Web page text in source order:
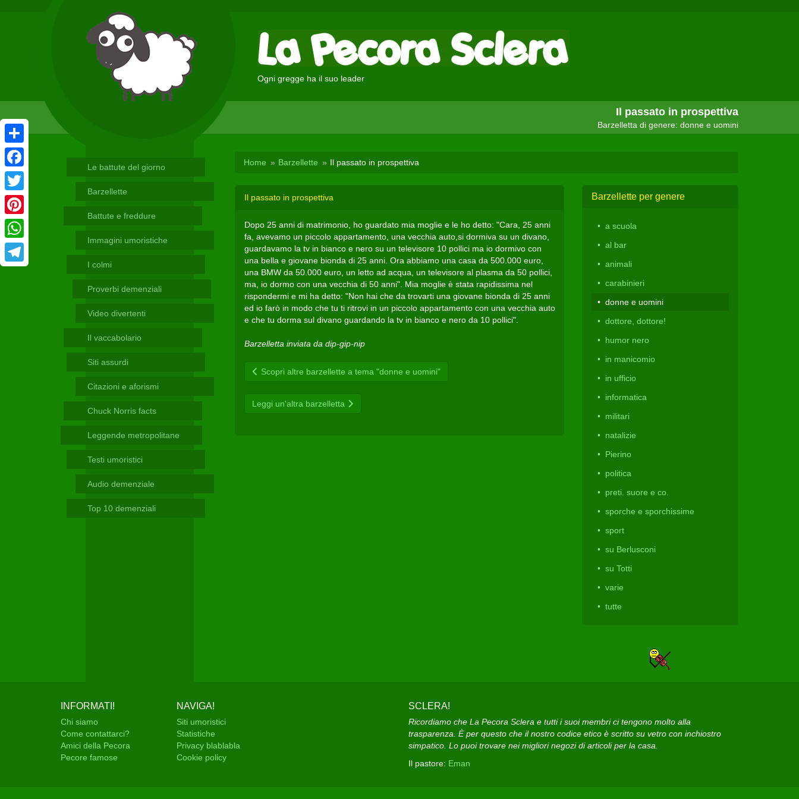
Ogni gregge ha il suo leader
Il passato in prospettiva
Barzelletta di genere: donne e uomini
Le battute del giorno
Barzellette
Battute e freddure
Immagini umoristiche
I colmi
Proverbi demenziali
Video divertenti
Il vaccabolario
Siti assurdi
Citazioni e aforismi
Chuck Norris facts
Leggende metropolitane
Testi umoristici
Audio demenziale
Top 10 demenziali
Home Barzellette Il passato in prospettiva
Il passato in prospettiva
Dopo 25 anni di matrimonio, ho guardato mia moglie e le ho detto: "Cara, 25 anni
fa, avevamo un piccolo appartamento, una vecchia auto,si dormiva su un divano,
guardavamo la tv in bianco e nero su un televisore 10 pollici ma io dormivo con
una bella e giovane bionda di 25 anni. Ora abbiamo una casa da 500.000 euro,
una BMW da 50.000 euro, un letto ad acqua, un televisore al plasma da 50 pollici,
ma, io dormo con una vecchia di 50 anni". Mia moglie è stata rapidissima nel
rispondermi e mi ha detto: "Non hai che da trovarti una giovane bionda di 25 anni
ed io farò in modo che tu ti ritrovi in un piccolo appartamento con una vecchia auto
e che tu dorma sul divano guardando la tv in bianco e nero da 10 pollici".
Barzelletta inviata da dip-gip-nip
Scopri altre barzellette a tema "donne e uomini"
Leggi un'altra barzelletta
Barzellette per genere
a scuola
al bar
animali
carabinieri
donne e uomini
dottore, dottore!
humor nero
in manicomio
in ufficio
informatica
militari
natalizie
Pierino
politica
preti. suore e co.
sporche e sporchissime
sport
su Berlusconi
su Totti
varie
tutte
INFORMATI!
Chi siamo
Come contattarci?
Amici della Pecora
Pecore famose
NAVIGA!
Siti umoristici
Statistiche
Privacy blablabla
Cookie policy
SCLERA!
Ricordiamo che La Pecora Sclera e tutti i suoi membri ci tengono molto alla
trasparenza. È per questo che il nostro codice etico è scritto su vetro con inchiostro
simpatico. Lo puoi trovare nei migliori negozi di articoli per la casa.
Il pastore: Eman
Condividi
Facebook
Twitter
Pinterest
WhatsApp